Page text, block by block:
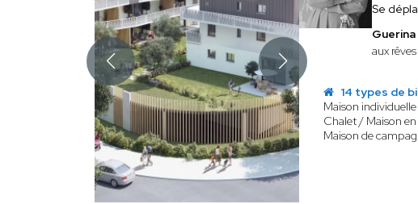
Se
Guerina
aux
14 types de
Maison individuelle
Chalet / Maison
Maison de